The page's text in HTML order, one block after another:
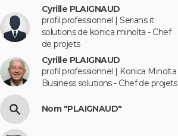
Cyrille PLAIGNAUD
profil professionnel | Serians it
solutions de konica minolta - Chef
de projets
Cyrille PLAIGNAUD
profil professionnel | Konica Minolta
Business solutions - Chef de projets
Nom "PLAIGNAUD"